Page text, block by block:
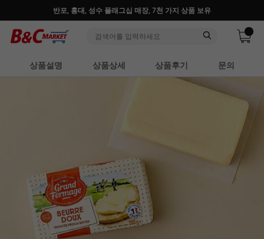
♥ 회원가입 특별혜택 (사업자 추가혜택) ♥
상품설명 상품상세 상품후기 문의